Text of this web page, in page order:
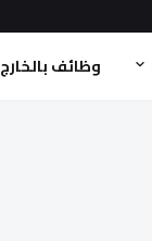
وظائف بالخارج